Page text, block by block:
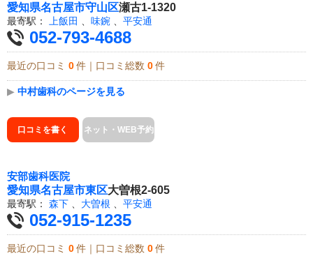
愛知県名古屋市守山区瀬古1-1320
最寄駅： 上飯田 味鋺 平安通
052-793-4688
最近の口コミ 0 件｜口コミ総数 0 件
▶ 中村歯科のページを見る
口コミを書く ネット・WEB予約
安部歯科医院
愛知県名古屋市東区大曽根2-605
最寄駅： 森下 大曽根 平安通
052-915-1235
最近の口コミ 0 件｜口コミ総数 0 件